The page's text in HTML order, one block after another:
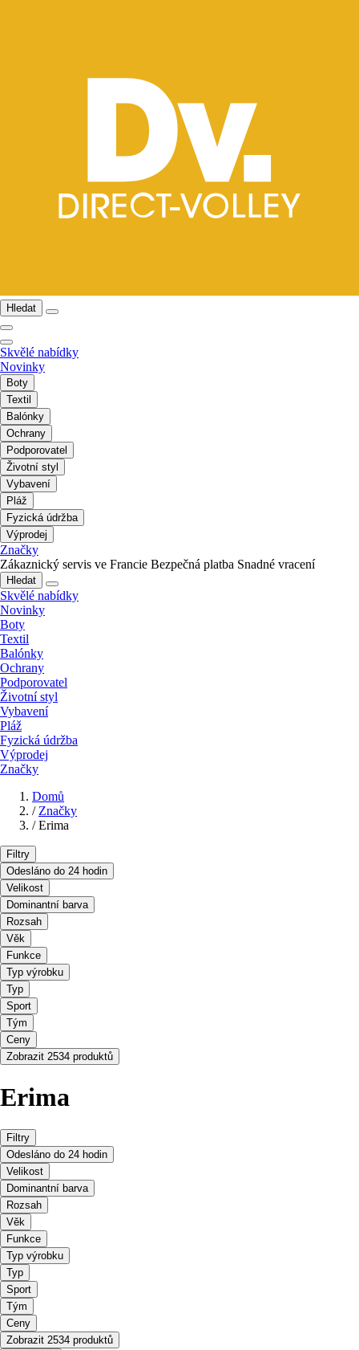
Hledat
Skvělé nabídky
Novinky
Boty
Textil
Balónky
Ochrany
Podporovatel
Životní styl
Vybavení
Pláž
Fyzická údržba
Výprodej
Značky
Zákaznický servis ve Francie Bezpečná platba Snadné vracení
Hledat
Skvělé nabídky
Novinky
Boty
Textil
Balónky
Ochrany
Podporovatel
Životní styl
Vybavení
Pláž
Fyzická údržba
Výprodej
Značky
Domů
/ Značky
/ Erima
Filtry
Odesláno do 24 hodin
Velikost
Dominantní barva
Rozsah
Věk
Funkce
Typ výrobku
Typ
Sport
Tým
Ceny
Zobrazit 2534 produktů
Erima
Filtry
Odesláno do 24 hodin
Velikost
Dominantní barva
Rozsah
Věk
Funkce
Typ výrobku
Typ
Sport
Tým
Ceny
Zobrazit 2534 produktů